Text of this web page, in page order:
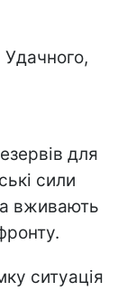
Удачного,
для
сили
вживають
ситуація